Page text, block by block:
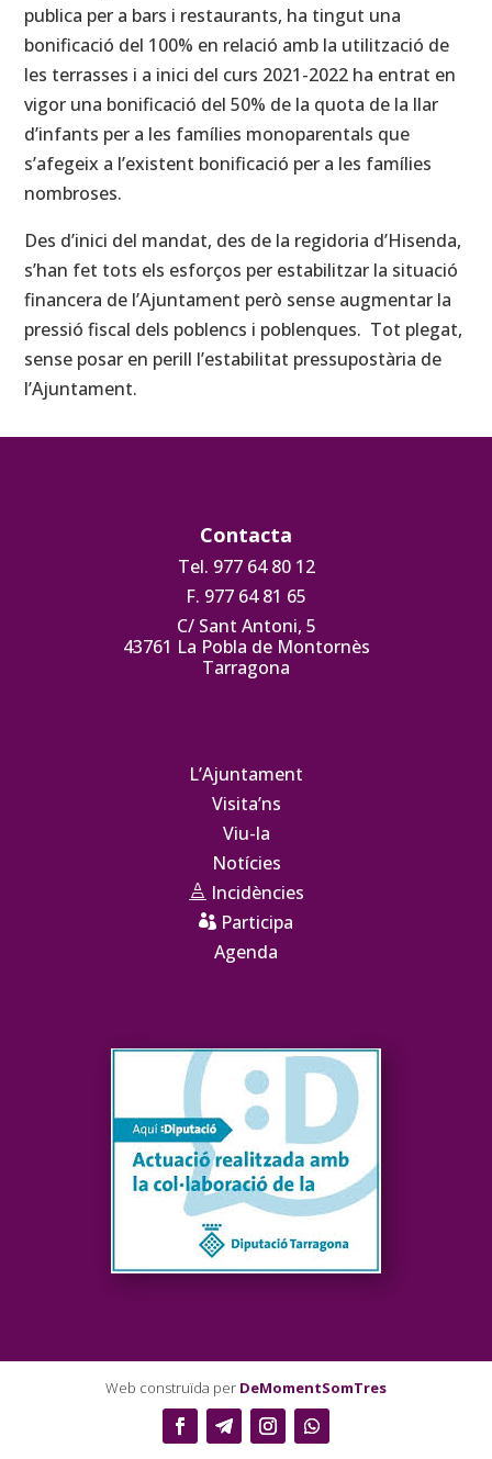
publica per a bars i restaurants, ha tingut una
bonificació del 100% en relació amb la utilització de
les terrasses i a inici del curs 2021-2022 ha entrat en
vigor una bonificació del 50% de la quota de la llar
d’infants per a les famílies monoparentals que
s’afegeix a l’existent bonificació per a les famílies
nombroses.
Des d’inici del mandat, des de la regidoria d’Hisenda,
s’han fet tots els esforços per estabilitzar la situació
financera de l’Ajuntament però sense augmentar la
pressió fiscal dels poblencs i poblenques. Tot plegat,
sense posar en perill l’estabilitat pressupostària de
l’Ajuntament.
Contacta
Tel. 977 64 80 12
F. 977 64 81 65
C/ Sant Antoni, 5
43761 La Pobla de Montornès
Tarragona
L’Ajuntament
Visita’ns
Viu-la
Notícies
Incidències
 Participa
Agenda
Web construïda per DeMomentSomTres